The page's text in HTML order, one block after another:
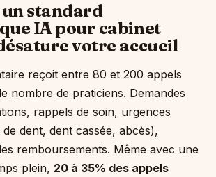
standard
IA pour cabinet
votre accueil
reçoit entre 80 et 200 appels
nombre de praticiens. Demandes
rappels de soin, urgences
dent, dent cassée, abcès),
remboursements. Même avec une
plein, 20 à 35% des appels